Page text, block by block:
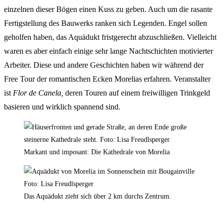
einzelnen dieser Bögen einen Kuss zu geben. Auch um die rasante
Fertigstellung des Bauwerks ranken sich Legenden. Engel sollen
geholfen haben, das Aquädukt fristgerecht abzuschließen. Vielleicht
waren es aber einfach einige sehr lange Nachtschichten motivierter
Arbeiter. Diese und andere Geschichten haben wir während der
Free Tour der romantischen Ecken Morelias erfahren. Veranstalter
ist Flor de Canela, deren Touren auf einem freiwilligen Trinkgeld
basieren und wirklich spannend sind.
Markant und imposant: Die Kathedrale von Morelia
Das Aquädukt zieht sich über 2 km durchs Zentrum.